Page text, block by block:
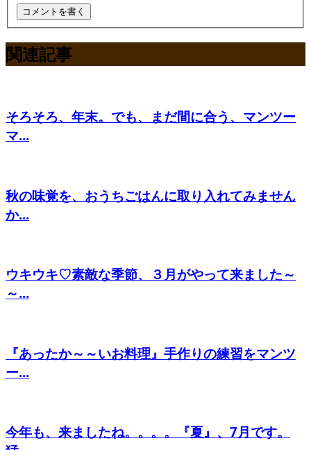
関連記事
そろそろ、年末。でも、まだ間に合う、マンツー
マ...
秋の味覚を、おうちごはんに取り入れてみません
か...
ウキウキ♡素敵な季節、３月がやって来ました～
～...
『あったか～～いお料理』手作りの練習をマンツ
ー...
今年も、来ましたね。。。。『夏』、7月です。